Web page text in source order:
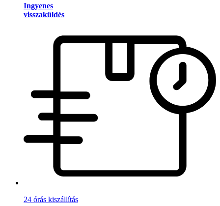
Ingyenes
visszaküldés
24 órás kiszállítás